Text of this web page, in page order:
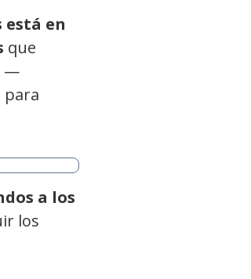
en
que
—
para
a los
los